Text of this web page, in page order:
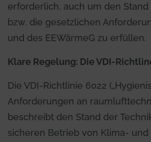
erforderlich, auch um den Stand
bzw. die gesetzlichen
und des EEWärmeG zu erfüllen.
Klare Regelung: Die VDI-
Die VDI-Richtlinie 6022
Anforderungen an
beschreibt den Stand der
sicheren Betrieb von Klima- und